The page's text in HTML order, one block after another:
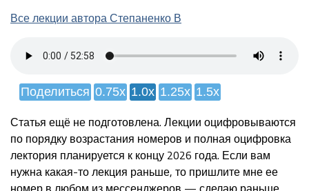
Все лекции автора Степаненко В
Поделиться 0.75x 1.0x 1.25x 1.5x
Статья ещё не подготовлена. Лекции оцифровываются
по порядку возрастания номеров и полная оцифровка
лектория планируется к концу 2026 года. Если вам
нужна какая-то лекция раньше, то пришлите мне ее